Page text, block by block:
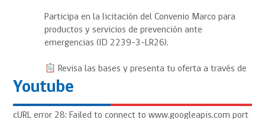
Participa en la licitación del Convenio Marco para
productos y servicios de prevención ante
emergencias (ID 2239-3-LR26).
Revisa las bases y presenta tu oferta a través de
#MercadoPúblico
https://www.mercadopublico.cl/Procurement/Modules/
Youtube
cURL error 28: Failed to connect to www.googleapis.com port